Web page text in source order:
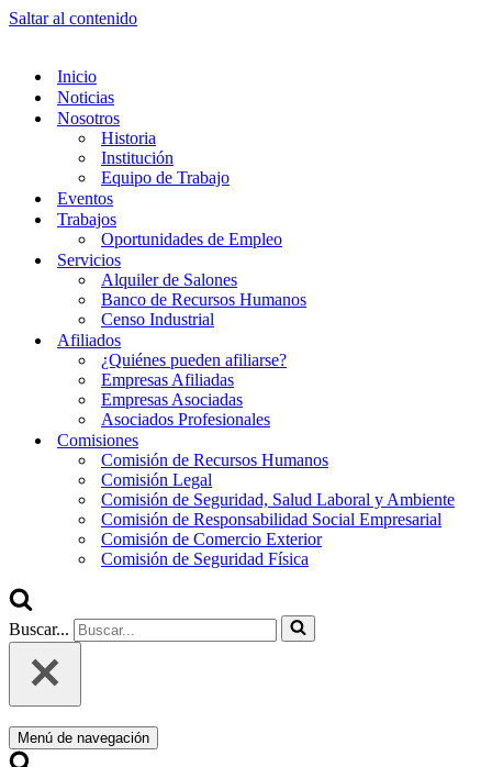
Saltar al contenido
Inicio
Noticias
Nosotros
Historia
Institución
Equipo de Trabajo
Eventos
Trabajos
Oportunidades de Empleo
Servicios
Alquiler de Salones
Banco de Recursos Humanos
Censo Industrial
Afiliados
¿Quiénes pueden afiliarse?
Empresas Afiliadas
Empresas Asociadas
Asociados Profesionales
Comisiones
Comisión de Recursos Humanos
Comisión Legal
Comisión de Seguridad, Salud Laboral y Ambiente
Comisión de Responsabilidad Social Empresarial
Comisión de Comercio Exterior
Comisión de Seguridad Física
Buscar...
Menú de navegación